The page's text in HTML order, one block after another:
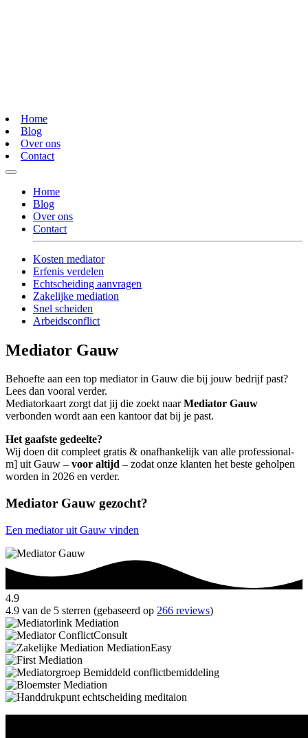
Home
Blog
Over ons
Contact
Home
Blog
Over ons
Contact
Kosten mediator
Erfenis verdelen
Echtscheiding aanvragen
Zakelijke mediation
Snel scheiden
Arbeidsconflict
Mediator Gauw
Behoefte aan een top mediator in Gauw die bij jouw bedrijf past?
Lees dan vooral verder.
Mediatorkaart zorgt dat jij die zoekt naarMediator Gauw
verbonden wordt aan een kantoor dat bij je past.
Het gaafste gedeelte?
Wij doen dit compleet gratis & onafhankelijk van alle professional-
m] uit Gauw – voor altijd – zodat onze klanten het beste geholpen
worden in 2026 en verder.
Mediator Gauw gezocht?
Een mediator uit Gauw vinden
4.9
4.9 van de 5 sterren (gebaseerd op 266 reviews)